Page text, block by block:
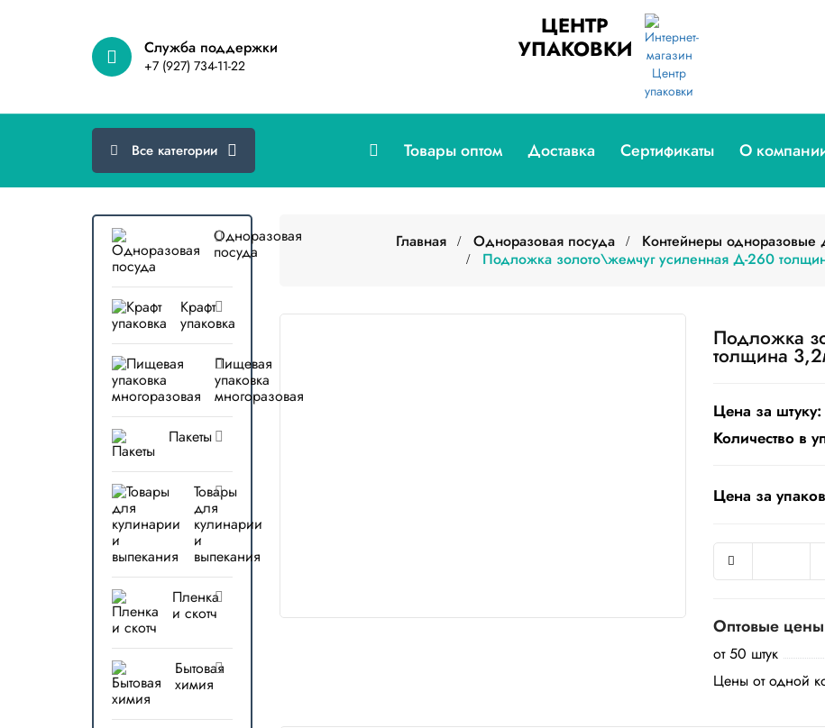
Cлужба поддержки
+7 (927) 734-11-22
ЦЕНТР
УПАКОВКИ
Все категории Товары оптом Доставка Сертификаты О
Одноразовая
посуда
Крафт
упаковка
Пищевая
упаковка
многоразовая
Пакеты
Товары
для
кулинарии
и
выпекания
Пленка
и скотч
Бытовая
химия
Главная Одноразовая посуда
Контейнеры одноразовые
Подложка золото\жемчуг усиленная Д-260
Подложка
толщина
Цена за штуку:
Количество в
Цена за
Оптовые
от 50 штук
Цены от одной